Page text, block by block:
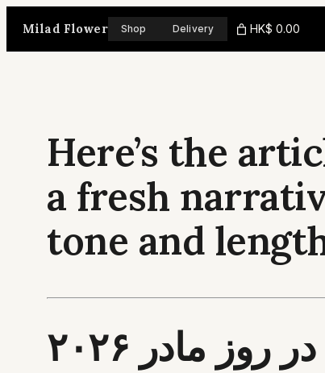
Milad Flower Shop Delivery HK$ 0.00
Here’s the
a fresh
tone and
مادر ۲۰۲۶